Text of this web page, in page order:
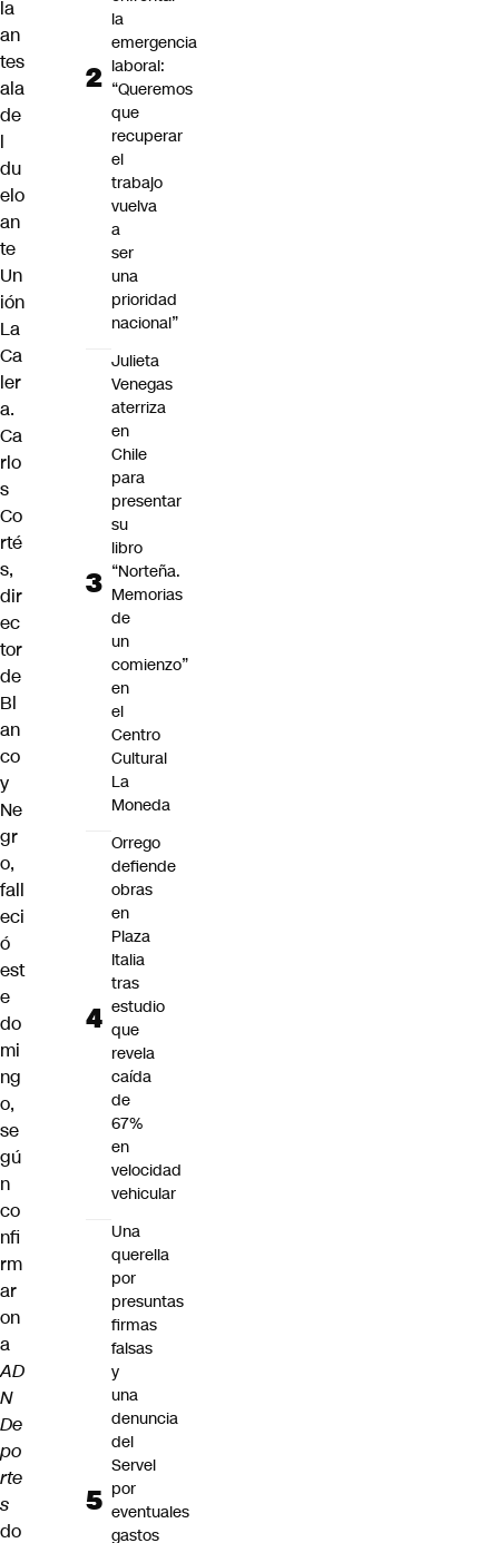
la
an
tes
ala
de
l
du
elo
an
te
Un
ión
La
Ca
ler
a.
Ca
rlo
s
Co
rté
s,
dir
ec
tor
de
Bl
an
co
y
Ne
gr
o,
fall
eci
ó
est
e
do
mi
ng
o,
se
gú
n
co
nfi
rm
ar
on
a
AD
N
De
po
rte
s
do
la
emergencia
laboral:
“Queremos
que
recuperar
el
trabajo
vuelva
a
ser
una
prioridad
nacional”
Julieta
Venegas
aterriza
en
Chile
para
presentar
su
libro
“Norteña.
Memorias
de
un
comienzo”
en
el
Centro
Cultural
La
Moneda
Orrego
defiende
obras
en
Plaza
Italia
tras
estudio
que
revela
caída
de
67%
en
velocidad
vehicular
Una
querella
por
presuntas
firmas
falsas
y
una
denuncia
del
Servel
por
eventuales
gastos